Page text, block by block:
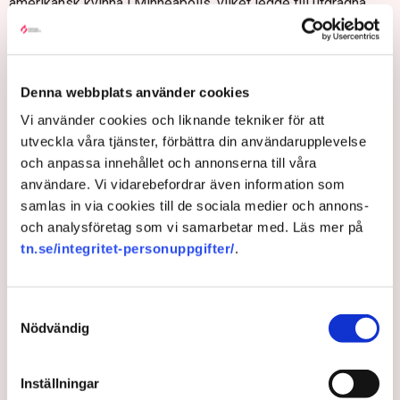
Denna webbplats använder cookies
Vi använder cookies och liknande tekniker för att
utveckla våra tjänster, förbättra din användarupplevelse
och anpassa innehållet och annonserna till våra
användare. Vi vidarebefordrar även information som
samlas in via cookies till de sociala medier och annons-
och analysföretag som vi samarbetar med. Läs mer på
tn.se/integritet-personuppgifter/.
Nödvändig
Inställningar
protester.
Krympt stat och strid mot mångfald
tiotusentals statligt anställda. Biståndsorganet USAID lades
ner, utbildningsdepartementet monterades ner, nedskärningar
genomfördes inom FBI och klimatinitiativ ströps. Bland annat.
Trump gav order om att statliga mångfaldsinitiativ skulle
läggas ner. Han krävde också att landets prestigeuniversitet
gjorde detsamma, vilket ledde till hårda konflikter.
Trump har undertecknat över 220 presidentdekret under året,
signaturlagstiftning från i somras innehåller främst
Trumps historieskrivning
porträttvägg över tidigare presidenter, delvis skrivna av